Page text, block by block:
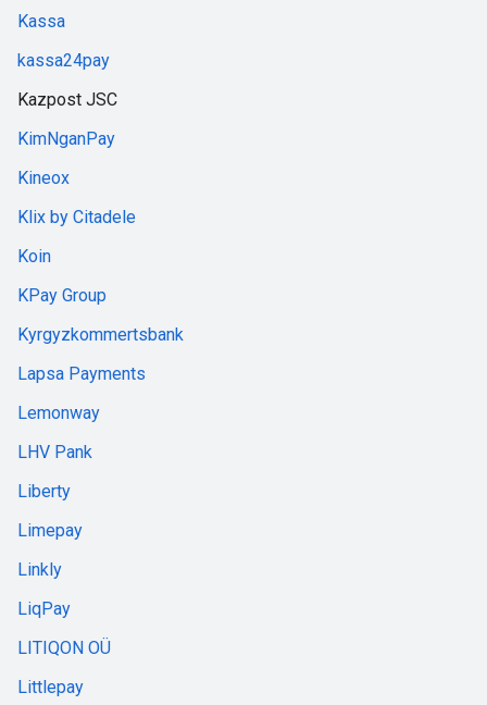
Kassa
kassa24pay
Kazpost JSC
KimNganPay
Kineox
Klix by Citadele
Koin
KPay Group
Kyrgyzkommertsbank
Lapsa Payments
Lemonway
LHV Pank
Liberty
Limepay
Linkly
LiqPay
LITIQON OÜ
Littlepay